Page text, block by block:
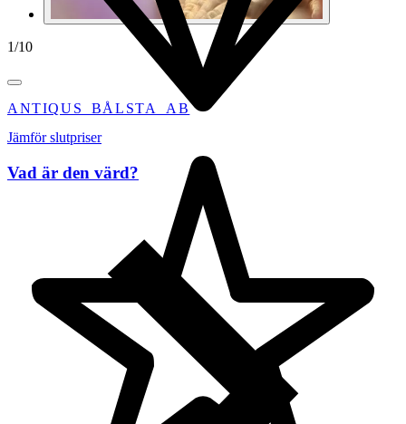
1/10
ANTIQUS_BÅLSTA_AB
Jämför slutpriser
Vad är den värd?